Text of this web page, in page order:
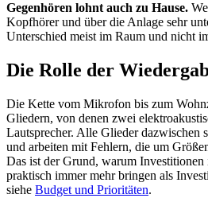
Gegenhören lohnt auch zu Hause.
Kopfhörer und über die Anlage sehr
Unterschied meist im Raum und nicht
Die Rolle der
Die Kette vom Mikrofon bis zum
Gliedern, von denen zwei
Lautsprecher. Alle Glieder dazwischen
und arbeiten mit Fehlern, die um
Das ist der Grund, warum
praktisch immer mehr bringen als
siehe Budget und Prioritäten.